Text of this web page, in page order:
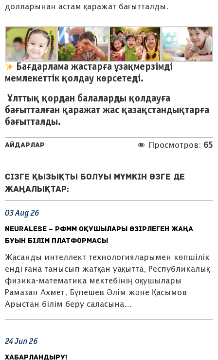
долларынан астам қаражат бағытталды.
Бағдарлама жастарға ұзақмерзімді
мемлекеттік қолдау көрсетеді.
Ұлттық қордан балаларды қолдауға
бағытталған қаражат жас қазақстандықтарға
бағытталды.
Айдарлар Просмотров: 65
Сізге қызықты болуы мүмкін өзге де
жаңалықтар:
03Aug26
Neuralese – РФММ оқушылары әзірлеген жаңа
буын білім платформасы
Жасанды интеллект технологияларымен көпшілік
енді ғана танысып жатқан уақытта, Республикалық
физика-математика мектебінің оқушылары
Рамазан Ахмет, Бүпешев Әлім және Қасымов
Арыстан білім беру саласына…
24Jun26
ХАБАРЛАНДЫРУ!